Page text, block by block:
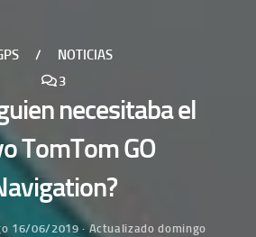
/
NOTICIAS
3
necesitaba el
TomTom GO
16/06/2019 · Actualizadodomingo